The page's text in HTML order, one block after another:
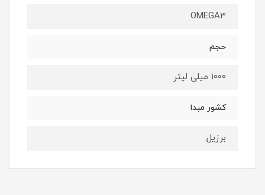
OMEGA3
حجم
1000 میلی لیتر
کشور مبدا
برزیل